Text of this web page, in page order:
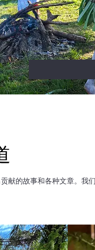
献的故事和各种文章。我